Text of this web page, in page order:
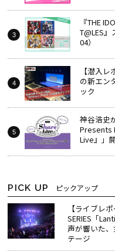
『THE
T@LES
04）
【潜入
の新エン
ック
神谷浩史
Presents
Live』」
PICK UP ピックアップ
【ライブレ
SERIES「
声が響いた
テージ